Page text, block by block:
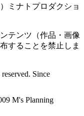
ミナトプロダクショ
テンツ（作品・画像
することを禁止しま
Since
M's Planning